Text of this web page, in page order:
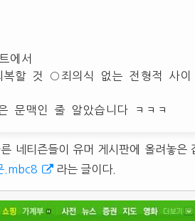
에서
할 것 ○죄의식 없는 전형적 사이
문맥인 줄 알았습니다 ㅋㅋㅋ
네티즌들이 유머 게시판에 올려놓은
.mbc8 라는 글이다.